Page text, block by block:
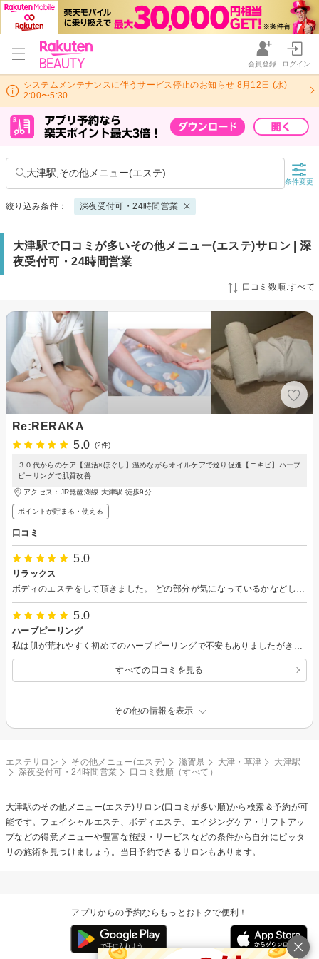
会員登録 ログイン
システムメンテナンスに伴うサービス停止のお知らせ 8月12日 (水)
2:00〜5:30
大津駅,その他メニュー(エステ)
条件変更
絞り込み条件： 深夜受付可・24時間営業
大津駅で口コミが多いその他メニュー(エステ)サロン | 深
夜受付可・24時間営業
口コミ数順:すべて
Re:RERAKA
5.0
(2件)
３０代からのケア【温活×ほぐし】温めながらオイルケアで巡り促進【ニキビ】ハーブ
ピーリングで肌質改善
アクセス：JR琵琶湖線 大津駅 徒歩9分
ポイントが貯まる・使える
口コミ
5.0
リラックス
5.0
ハーブピーリング
すべての口コミを見る
その他の情報を表示
エステサロン その他メニュー(エステ) 滋賀県 大津・草津
大津駅
深夜受付可・24時間営業
口コミ数順（すべて）
大津駅のその他メニュー(エステ)サロン(口コミが多い順)から検索＆予約が可
能です。フェイシャルエステ、ボディエステ、エイジングケア・リフトアッ
プなどの得意メニューや豊富な施設・サービスなどの条件から自分にピッタ
リの施術を見つけましょう。当日予約できるサロンもあります。
アプリからの予約ならもっとおトクで便利！